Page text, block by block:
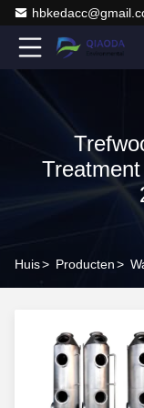
Huis> Producten>